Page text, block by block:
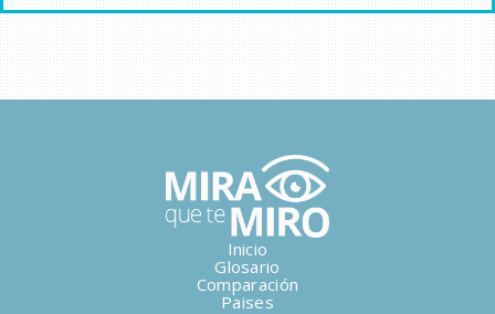
Inicio
Glosario
Comparación
Paises